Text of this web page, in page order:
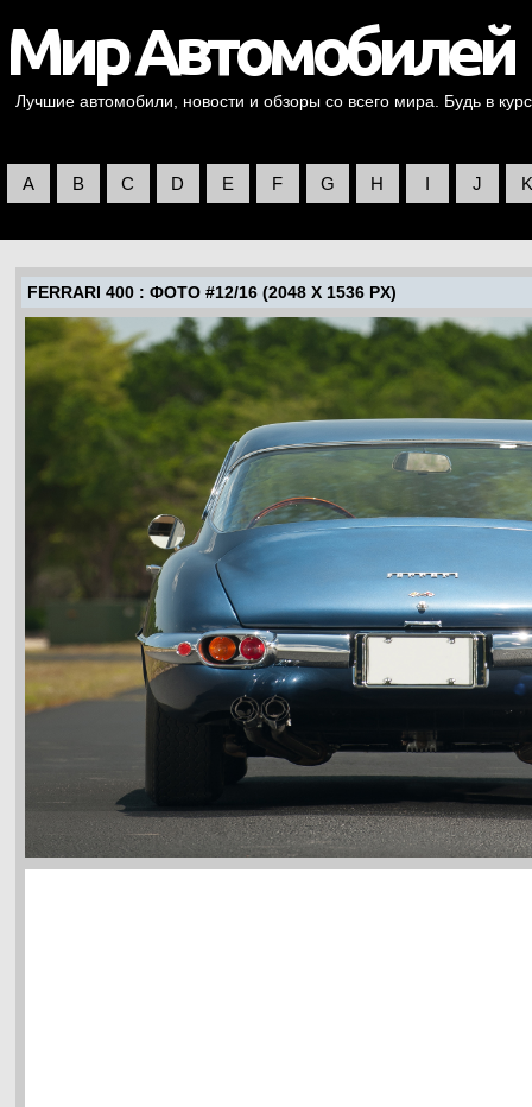
Лучшие автомобили, новости и обзоры со всего мира. Будь в
A B C D E F G H I J K
FERRARI 400 : ФОТО #12/16 (2048 X 1536 PX)